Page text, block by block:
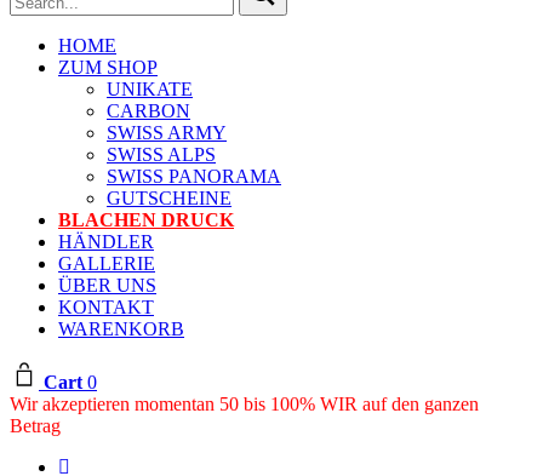
HOME
ZUM SHOP
UNIKATE
CARBON
SWISS ARMY
SWISS ALPS
SWISS PANORAMA
GUTSCHEINE
BLACHEN DRUCK
HÄNDLER
GALLERIE
ÜBER UNS
KONTAKT
WARENKORB
Cart 0
Wir akzeptieren momentan 50 bis 100% WIR auf den ganzen
Betrag